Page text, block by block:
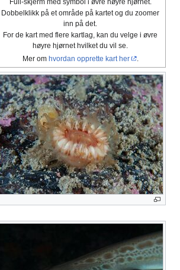
Dobbelklikk på et område på kartet og du zoomer
inn på det.
For de kart med flere kartlag, kan du velge i øvre
høyre hjørnet hvilket du vil se.
Mer om hvordan opprette kart her .